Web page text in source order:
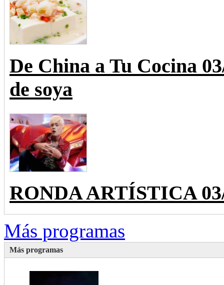
De China a Tu Cocina
de soya
RONDA ARTÍSTICA
Más programas
Más programas